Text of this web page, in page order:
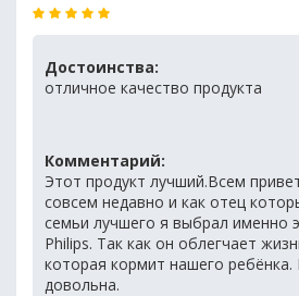
Достоинства:
отличное качество продукта
Комментарий:
Этот продукт лучший.Всем
совсем недавно и как отец
семьи лучшего я выбрал именно
Philips. Так как он облегчает
которая кормит нашего
довольна.